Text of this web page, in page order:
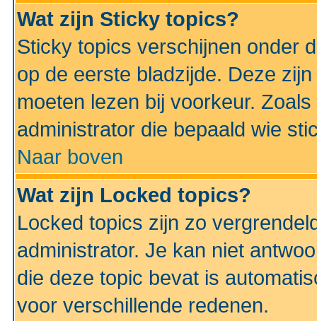
Wat zijn Sticky topics?
Sticky topics verschijnen onder
op de eerste bladzijde. Deze
moeten lezen bij voorkeur.
administrator die bepaald wie
Naar boven
Wat zijn Locked topics?
Locked topics zijn zo
administrator. Je kan niet
die deze topic bevat is
voor verschillende redenen.